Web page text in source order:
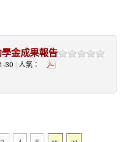
金成果報告
30 | 人氣：